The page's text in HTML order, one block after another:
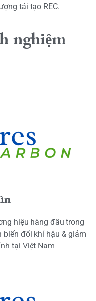
tái tạo REC.
nghiệm
hiệu hàng đầu trong
biến đổi khí hậu & giảm
tại Việt Nam